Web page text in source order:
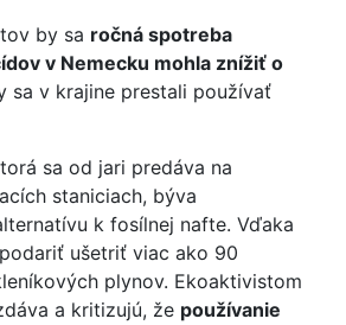
by sa ročná spotreba
v Nemecku mohla znížiť o
sa v krajine prestali používať
sa od jari predáva na
staniciach, býva
k fosílnej nafte. Vďaka
ušetriť viac ako 90
plynov. Ekoaktivistom
a kritizujú, že používanie